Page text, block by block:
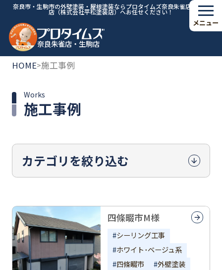
奈良市・生駒市の外壁塗装・屋根塗装ならプロタイムズ奈良朱雀店・生駒
店（株式会社平松塗装店）へお任せください！
奈良朱雀店・生駒店
メニュー
HOME>施工事例
施工事例
Works
カテゴリを絞り込む
四條畷市M様
シーリング工事
ホワイト･ベージュ系
四條畷市
外壁塗装